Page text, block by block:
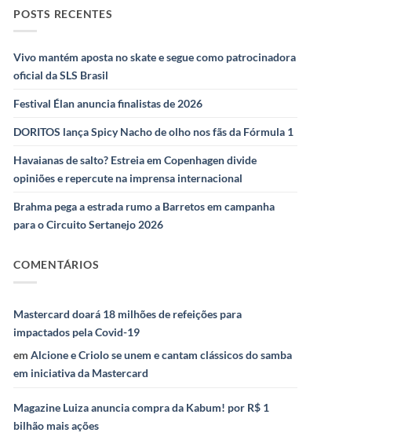
POSTS RECENTES
Vivo mantém aposta no skate e segue como patrocinadora
oficial da SLS Brasil
Festival Élan anuncia finalistas de 2026
DORITOS lança Spicy Nacho de olho nos fãs da Fórmula 1
Havaianas de salto? Estreia em Copenhagen divide
opiniões e repercute na imprensa internacional
Brahma pega a estrada rumo a Barretos em campanha
para o Circuito Sertanejo 2026
COMENTÁRIOS
Mastercard doará 18 milhões de refeições para
impactados pela Covid-19
emAlcione e Criolo se unem e cantam clássicos do samba
em iniciativa da Mastercard
Magazine Luiza anuncia compra da Kabum! por R$ 1
bilhão mais ações